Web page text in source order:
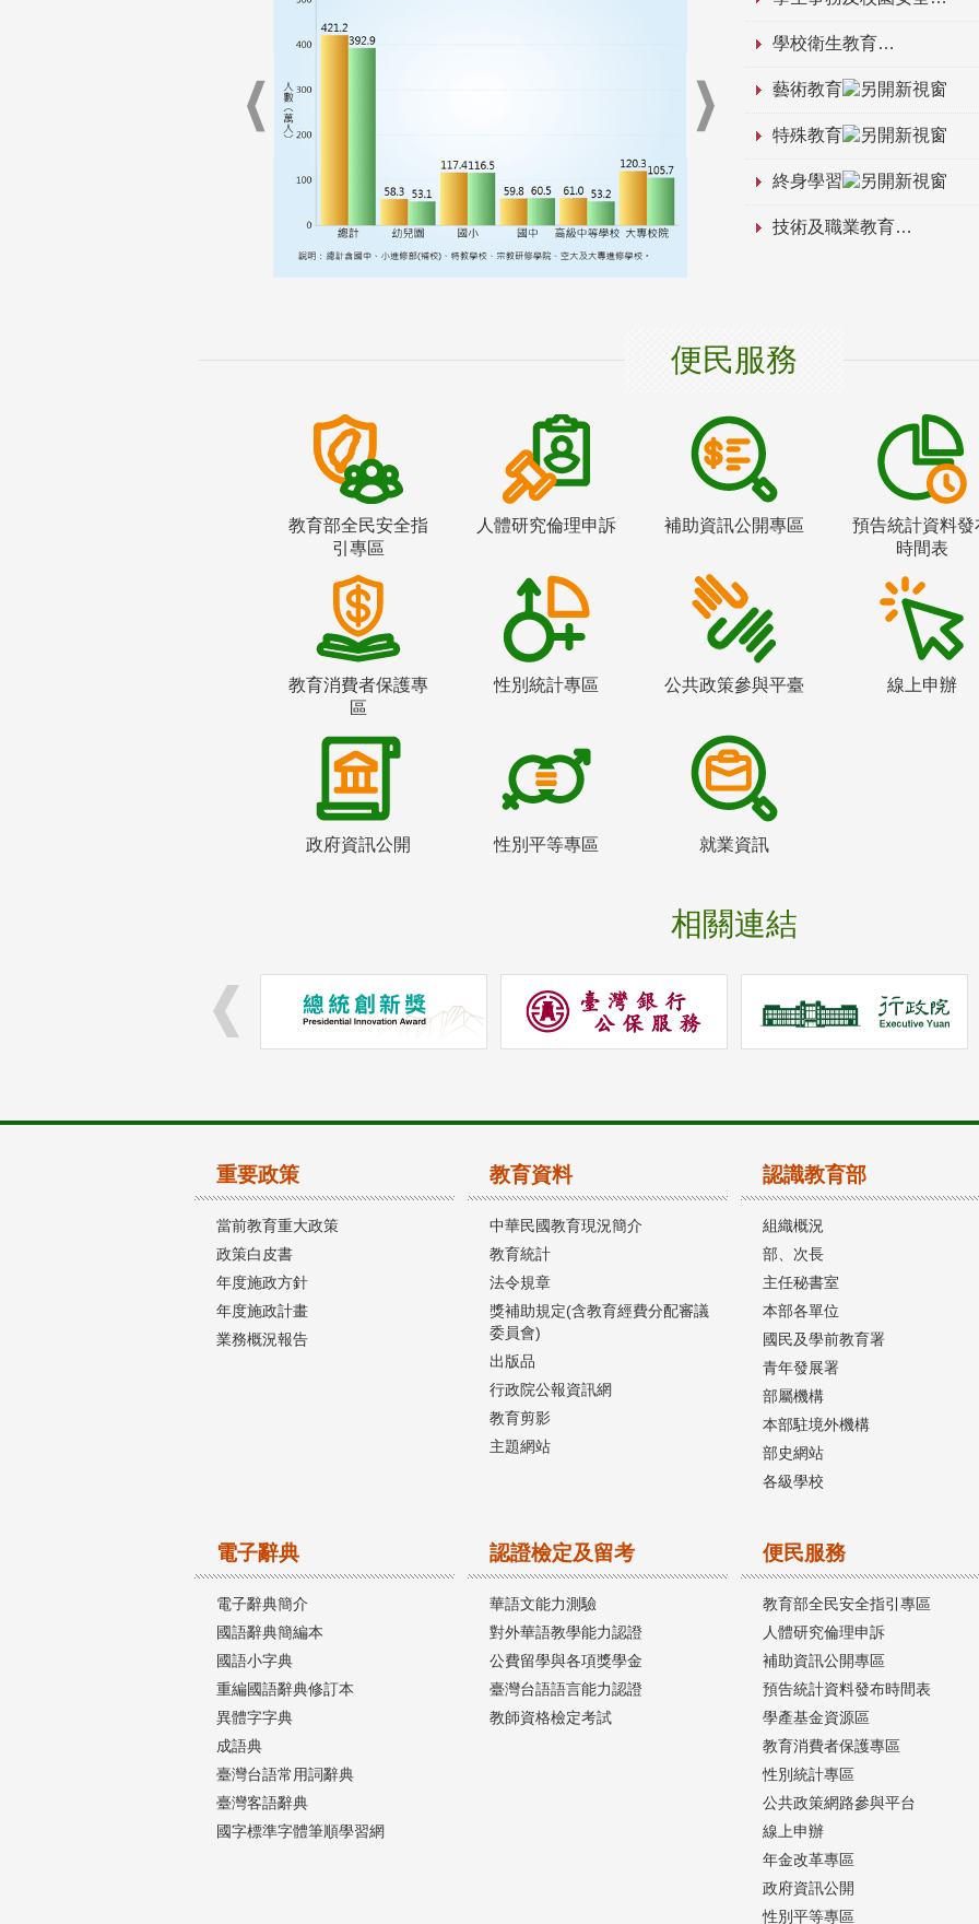
學校衛生教育
藝術教育
特殊教育
終身學習
技術及職業教育
便民服務
教育部全民安全指
引專區
人體研究倫理申訴 補助資訊公開專區
預告統計資料發
時間表
教育消費者保護專
區
性別統計專區 公共政策參與平臺 線上申辦
政府資訊公開 性別平等專區 就業資訊
相關連結
重要政策
當前教育重大政策
政策白皮書
年度施政方針
年度施政計畫
業務概況報告
教育資料
中華民國教育現況簡介
教育統計
法令規章
獎補助規定(含教育經費分配審議
委員會)
出版品
行政院公報資訊網
教育剪影
主題網站
認識教育部
組織概況
部、次長
主任秘書室
本部各單位
國民及學前教育署
青年發展署
部屬機構
本部駐境外機構
部史網站
各級學校
電子辭典
電子辭典簡介
國語辭典簡編本
國語小字典
重編國語辭典修訂本
異體字字典
成語典
臺灣台語常用詞辭典
臺灣客語辭典
國字標準字體筆順學習網
認證檢定及留考
華語文能力測驗
對外華語教學能力認證
公費留學與各項獎學金
臺灣台語語言能力認證
教師資格檢定考試
便民服務
教育部全民安全指引專區
人體研究倫理申訴
補助資訊公開專區
預告統計資料發布時間表
學產基金資源區
教育消費者保護專區
性別統計專區
公共政策網路參與平台
線上申辦
年金改革專區
政府資訊公開
性別平等專區